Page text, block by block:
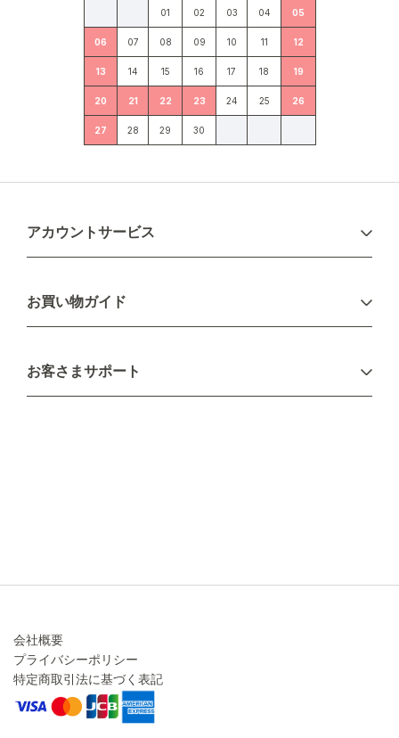
01 02 03 04 05
06 07 08 09 10 11 12
13 14 15 16 17 18 19
20 21 22 23 24 25 26
27 28 29 30
アカウントサービス
新規会員登録
お買い物ガイド
配送について
不良品・返品について
お客さまサポート
会社概要
プライバシーポリシー
特定商取引法に基づく表記